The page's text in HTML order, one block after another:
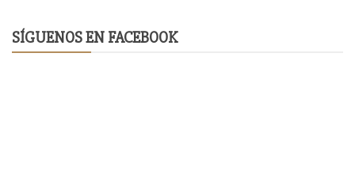
SÍGUENOS EN FACEBOOK